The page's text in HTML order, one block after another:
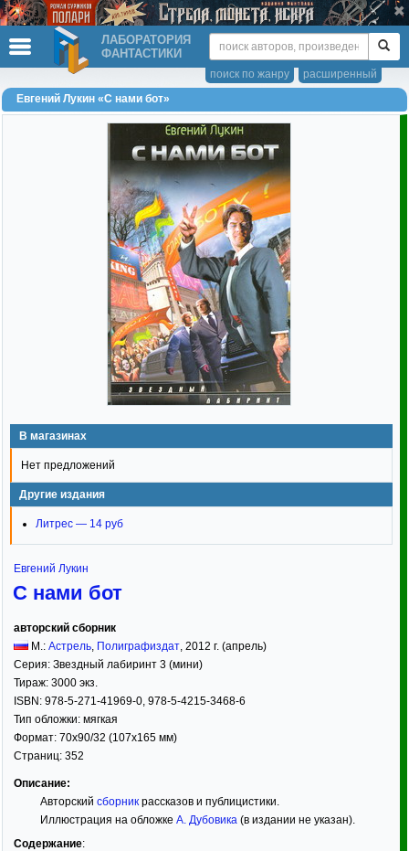
ЛАБОРАТОРИЯ
ФАНТАСТИКИ
расширенный
поиск по жанру
Евгений Лукин «С нами бот»
В магазинах
Нет предложений
Другие издания
Литрес — 14 руб
Евгений Лукин
С нами бот
авторский сборник
М.: Астрель Полиграфиздат 2012 г. (апрель)
Серия: Звездный лабиринт 3 (мини)
Тираж: 3000 экз.
ISBN: 978-5-271-41969-0, 978-5-4215-3468-6
Тип обложки: мягкая
Формат: 70x90/32 (107x165 мм)
Страниц: 352
Описание:
Авторский сборникрассказов и публицистики.
Иллюстрация на обложке А. Дубовика (в издании не указан).
Содержание: